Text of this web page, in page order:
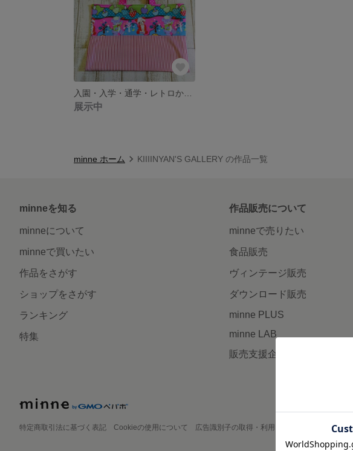
展示中
minne ホーム KIIIINYAN'S GALLERY の作品一覧
minneを知る
minneについて
minneで買いたい
作品をさがす
ショップをさがす
ランキング
特集
作品販売について
minneで売りたい
食品販売
ヴィンテージ販売
ダウンロード販売
minne PLUS
minne LAB
販売支援企画・イベント
特定商取引法に基づく表記 Cookieの使用について 広告識別子の取得・利用 プライバシーポリシ